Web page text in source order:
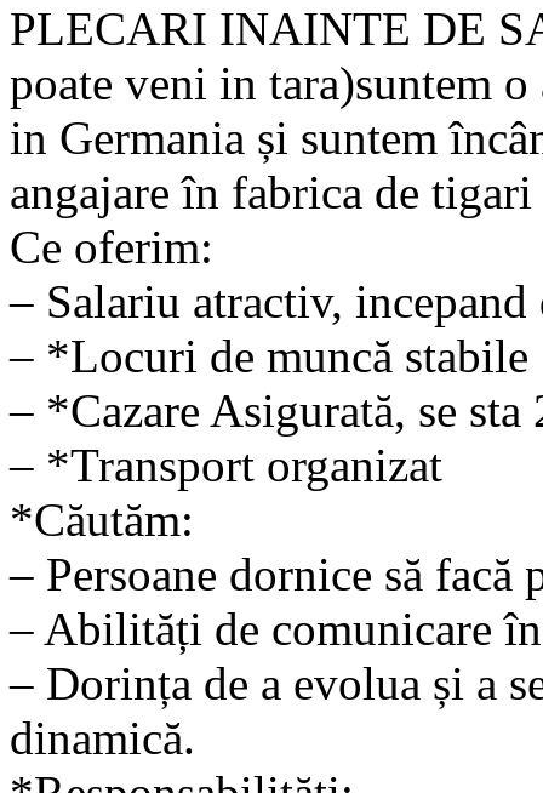
PLECARI INAINTE DE
poate veni in tara)suntem
in Germania și suntem
angajare în fabrica de tigari
Ce oferim:
– Salariu atractiv,
– *Locuri de muncă stabile
– *Cazare Asigurată, se sta
– *Transport organizat
*Căutăm:
– Persoane dornice să
– Abilități de comunicare
– Dorința de a evolua și a
dinamică.